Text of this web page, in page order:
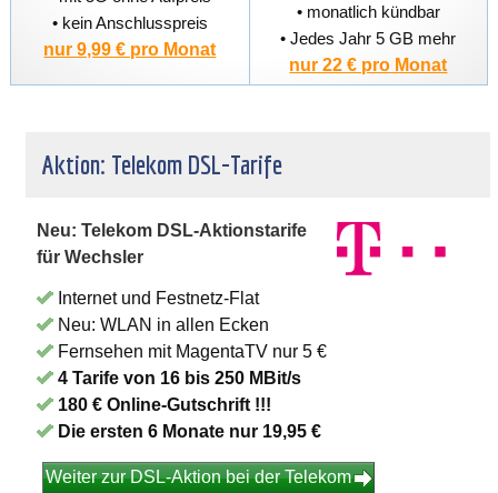
• kein Anschlusspreis
nur 9,99 € pro Monat
• monatlich kündbar
• Jedes Jahr 5 GB mehr
nur 22 € pro Monat
Aktion: Telekom DSL-Tarife
Neu: Telekom DSL-Aktionstarife
für Wechsler
Internet und Festnetz-Flat
Neu: WLAN in allen Ecken
Fernsehen mit MagentaTV nur 5 €
4 Tarife von 16 bis 250 MBit/s
180 € Online-Gutschrift !!!
Die ersten 6 Monate nur 19,95 €
Weiter zur DSL-Aktion bei der Telekom